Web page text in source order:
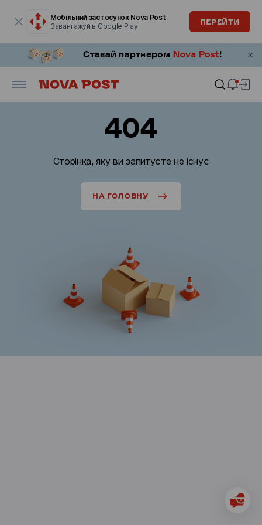
Мобільний застосунок Nova Post
Завантажуй в Google Play
ПЕРЕЙТИ
404
Сторінка, яку ви запитуєте не існує
НА ГОЛОВНУ